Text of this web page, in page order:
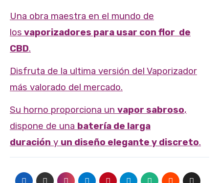
Una obra maestra en el mundo de
los vaporizadores para usar con flor de
CBD.
Disfruta de la ultima versión del Vaporizador
más valorado del mercado.
Su horno proporciona un vapor sabroso,
dispone de una batería de larga
duración y un diseño elegante y discreto.